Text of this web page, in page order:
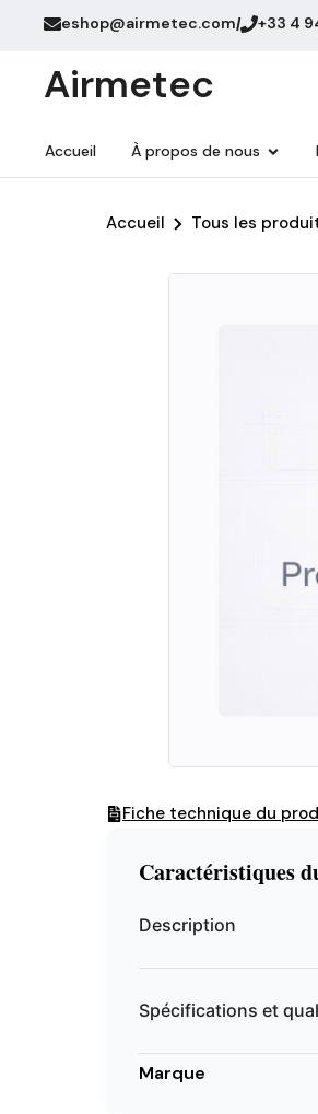
eshop@airmetec.com/ +33 4
Airmetec
Accueil À propos de nous
Accueil Tous les
Fiche technique du
Caractéristiques
Description
Spécifications et
Marque